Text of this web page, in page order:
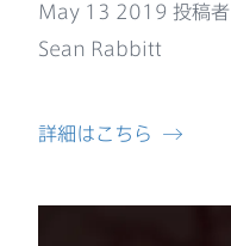
詳細は​こちら
May 13 2019 投稿者
Sean Rabbitt